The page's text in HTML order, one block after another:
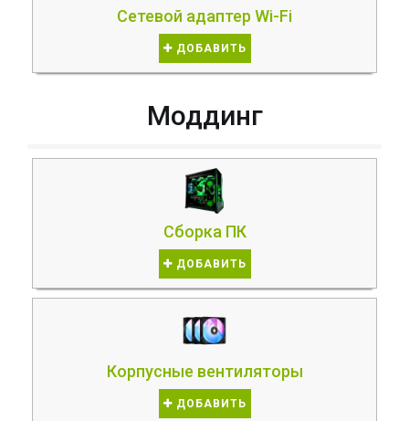
Сетевой адаптер Wi-Fi
ДОБАВИТЬ
Моддинг
Сборка ПК
ДОБАВИТЬ
Корпусные вентиляторы
ДОБАВИТЬ